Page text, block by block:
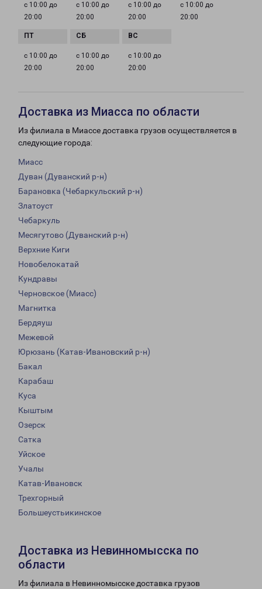
с 10:00 до
20:00
с 10:00 до
20:00
с 10:00 до
20:00
с 10:00 до
20:00
с 10:00 до
20:00
с 10:00 до
20:00
с 10:00 до
20:00
Доставка из Миасса по области
Из филиала в Миассе доставка грузов осуществляется в
следующие города:
Миасс
Дуван (Дуванский р-н)
Барановка (Чебаркульский р-н)
Златоуст
Чебаркуль
Месягутово (Дуванский р-н)
Верхние Киги
Новобелокатай
Кундравы
Черновское (Миасс)
Магнитка
Бердяуш
Межевой
Юрюзань (Катав-Ивановский р-н)
Бакал
Карабаш
Куса
Кыштым
Озерск
Сатка
Уйское
Учалы
Катав-Ивановск
Трехгорный
Большеустьикинское
Доставка из Невинномысска по
области
Из филиала в Невинномысске доставка грузов